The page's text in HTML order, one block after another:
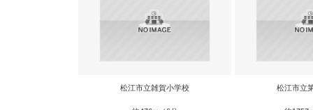
松江市立雑賀小学校 松江市立